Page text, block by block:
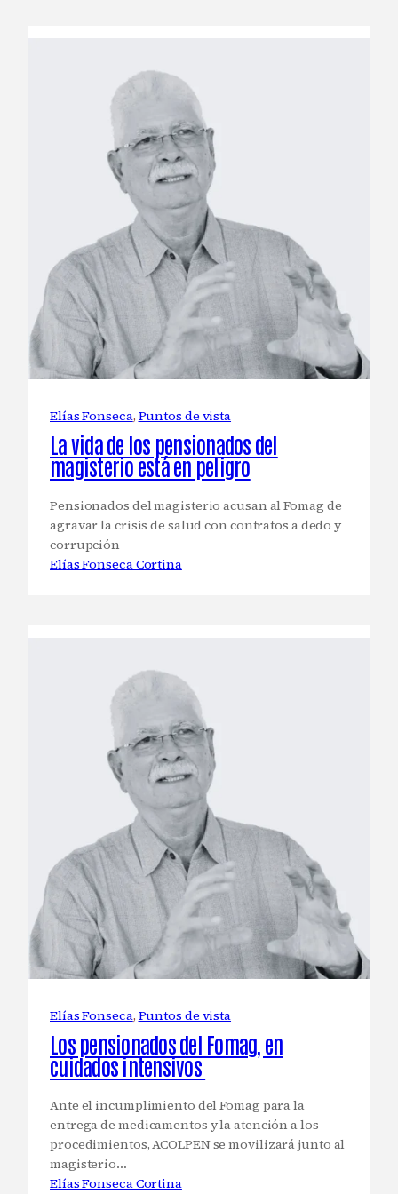
Elías Fonseca, Puntos de vista
La vida de los pensionados del
magisterio está en peligro
Pensionados del magisterio acusan al Fomag de
agravar la crisis de salud con contratos a dedo y
corrupción
Elías Fonseca Cortina
Elías Fonseca, Puntos de vista
Los pensionados del Fomag, en
cuidados intensivos
Ante el incumplimiento del Fomag para la
entrega de medicamentos y la atención a los
procedimientos, ACOLPEN se movilizará junto al
magisterio…
Elías Fonseca Cortina